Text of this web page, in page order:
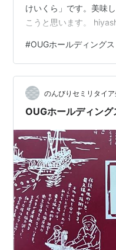
けいくら」です。美味
こうと思います。
#OUGホールディングス
のんびりセミリタイ
OUGホールディン